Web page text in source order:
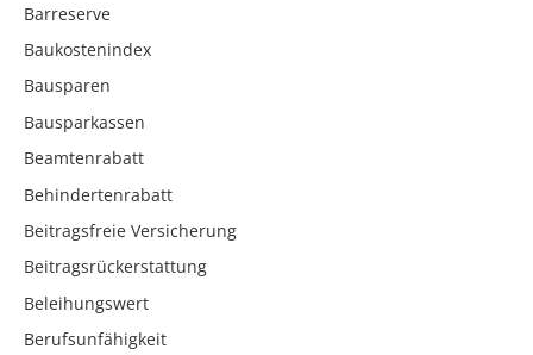
Barreserve
Baukostenindex
Bausparen
Bausparkassen
Beamtenrabatt
Behindertenrabatt
Beitragsfreie Versicherung
Beitragsrückerstattung
Beleihungswert
Berufsunfähigkeit